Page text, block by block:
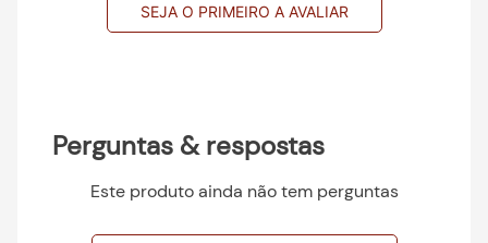
SEJA O PRIMEIRO A AVALIAR
Perguntas & respostas
Este produto ainda não tem perguntas